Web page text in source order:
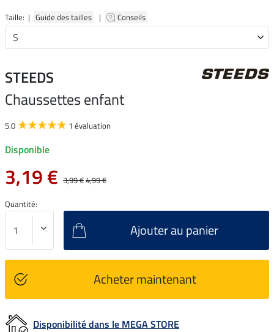
Taille: | Guide des tailles | Conseils
STEEDS
Chaussettes enfant
5.0 1 évaluation
Disponible
3,19 € 3,99 €4,99 €
Quantité:
Ajouter au panier
Acheter maintenant
Disponibilité dans le MEGA STORE